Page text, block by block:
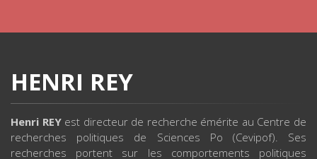
HENRI REY
Henri REY est directeur de recherche émérite au Centre de
recherches politiques de Sciences Po (Cevipof). Ses
recherches portent sur les comportements politiques